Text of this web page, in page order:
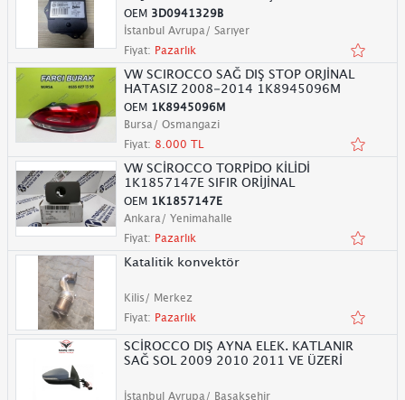
OEM 3D0941329B
İstanbul Avrupa/ Sarıyer
Fiyat: Pazarlık
VW SCIROCCO SAĞ DIŞ STOP ORJİNAL
HATASIZ 2008-2014 1K8945096M
OEM 1K8945096M
Bursa/ Osmangazi
Fiyat: 8.000 TL
VW SCİROCCO TORPİDO KİLİDİ
1K1857147E SIFIR ORİJİNAL
OEM 1K1857147E
Ankara/ Yenimahalle
Fiyat: Pazarlık
Katalitik konvektör
Kilis/ Merkez
Fiyat: Pazarlık
SCİROCCO DIŞ AYNA ELEK. KATLANIR
SAĞ SOL 2009 2010 2011 VE ÜZERİ
İstanbul Avrupa/ Başakşehir